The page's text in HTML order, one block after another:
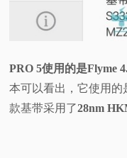
PRO 5使用的是Flyme
本可以看出，它使用的
款基带采用了28nm